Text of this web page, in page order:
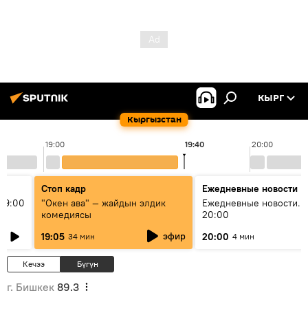
Кыргызстан
КЫРГ
19:00 20:00
19:40
Стоп кадр
"Окен ава" — жайдын элдик
комедиясы
19:05 34 мин эфир
Ежедневные новости
Ежедневные новости.
20:00
20:00 4 мин
Кечээ Бүгүн
г. Бишкек 89.3